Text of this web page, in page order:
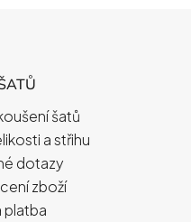
šatů
a střihu
dotazy
zboží
platba